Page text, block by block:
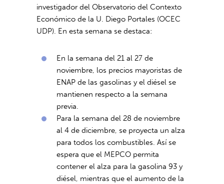
investigador del Observatorio del Contexto
Económico de la U. Diego Portales (OCEC
UDP). En esta semana se destaca:
En la semana del 21 al 27 de
noviembre, los precios mayoristas de
ENAP de las gasolinas y el diésel se
mantienen respecto a la semana
previa.
Para la semana del 28 de noviembre
al 4 de diciembre, se proyecta un alza
para todos los combustibles. Así se
espera que el MEPCO permita
contener el alza para la gasolina 93 y
diésel, mientras que el aumento de la